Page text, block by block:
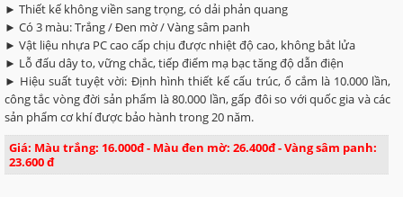
► Thiết kế không viền sang trọng, có dải phản quang
► Có 3 màu: Trắng / Đen mờ / Vàng sâm panh
► Vật liệu nhựa PC cao cấp chịu được nhiệt độ cao, không bắt lửa
► Lỗ đấu dây to, vững chắc, tiếp điểm mạ bạc tăng độ dẫn điện
► Hiệu suất tuyệt vời: Định hình thiết kế cấu trúc, ổ cắm là 10.000 lần,
công tắc vòng đời sản phẩm là 80.000 lần, gấp đôi so với quốc gia và các
sản phẩm cơ khí được bảo hành trong 20 năm.
Giá: Màu trắng: 16.000đ - Màu đen mờ: 26.400đ - Vàng sâm panh:
23.600 đ